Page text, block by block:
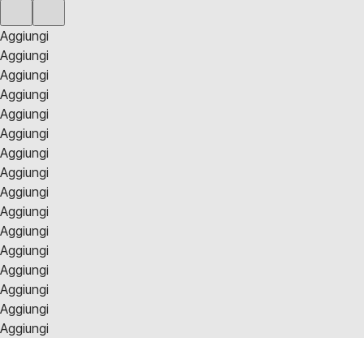
Aggiungi
Aggiungi
Aggiungi
Aggiungi
Aggiungi
Aggiungi
Aggiungi
Aggiungi
Aggiungi
Aggiungi
Aggiungi
Aggiungi
Aggiungi
Aggiungi
Aggiungi
Aggiungi